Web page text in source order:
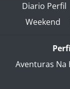
Diario Perfil
Weekend
Aventuras Na